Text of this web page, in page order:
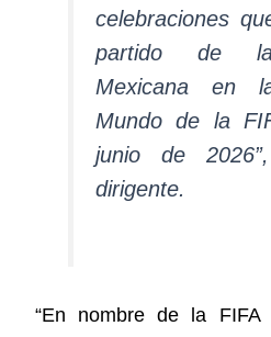
celebraciones
partido de la
Mexicana en
Mundo de la
junio de
dirigente.
“En nombre de la FIFA